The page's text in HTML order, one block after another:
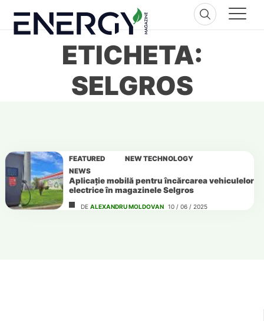
content
ETICHETA:
SELGROS
FEATURED
NEW TECHNOLOGY
NEWS
Aplicație mobilă pentru încărcarea vehiculelor
electrice în magazinele Selgros
DE ALEXANDRU MOLDOVAN 10 / 06 / 2025